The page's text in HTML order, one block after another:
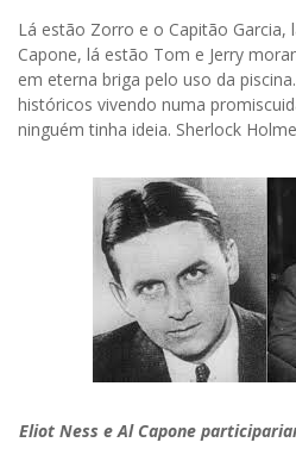
Lá estão Zorro e o Capitão Garcia,
Capone, lá estão Tom e Jerry
em eterna briga pelo uso da
históricos vivendo numa
ninguém tinha ideia. Sherlock
Eliot Ness e Al Capone